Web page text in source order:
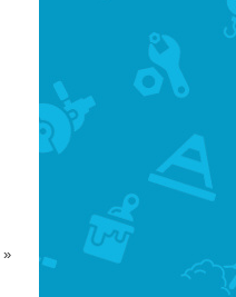
»